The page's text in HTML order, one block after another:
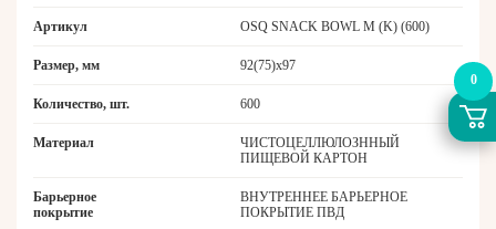
Артикул OSQ SNACK BOWL M (K) (600)
Размер, мм 92(75)x97
Количество, шт. 600
Материал
ЧИСТОЦЕЛЛЮЛОЗННЫЙ
ПИЩЕВОЙ КАРТОН
Барьерное
покрытие
ВНУТРЕННЕЕ БАРЬЕРНОЕ
ПОКРЫТИЕ ПВД
0